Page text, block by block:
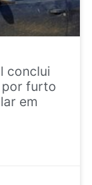
conclui
por furto
em